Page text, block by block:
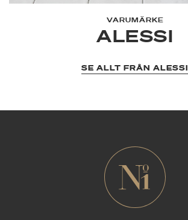
VARUMÄRKE
ALESSI
SE ALLT FRÅN ALESSI